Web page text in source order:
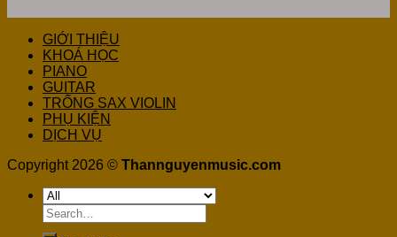
GIỚI THIỆU
KHOÁ HỌC
PIANO
GUITAR
TRỐNG SAX VIOLIN
PHỤ KIỆN
DỊCH VỤ
Copyright 2026 © Thannguyenmusic.com
Search
for: